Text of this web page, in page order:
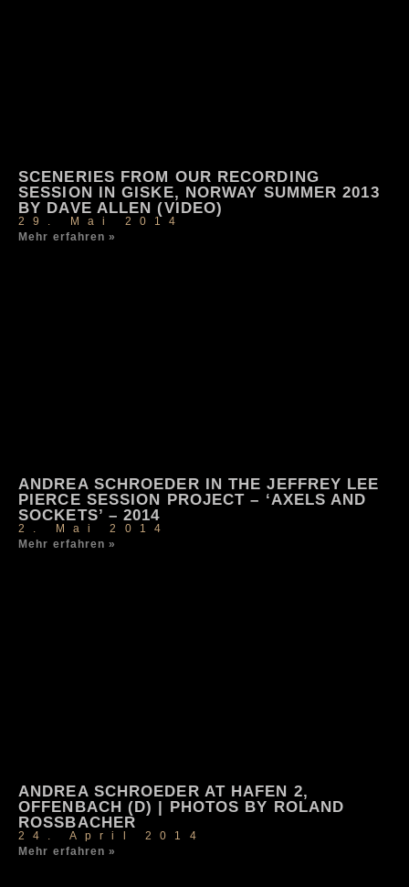
SCENERIES FROM OUR RECORDING
SESSION IN GISKE, NORWAY SUMMER 2013
BY DAVE ALLEN (VIDEO)
29. Mai 2014
Mehr erfahren »
ANDREA SCHROEDER IN THE JEFFREY LEE
PIERCE SESSION PROJECT – ‘AXELS AND
SOCKETS’ – 2014
2. Mai 2014
Mehr erfahren »
ANDREA SCHROEDER AT HAFEN 2,
OFFENBACH (D) | PHOTOS BY ROLAND
ROSSBACHER
24. April 2014
Mehr erfahren »